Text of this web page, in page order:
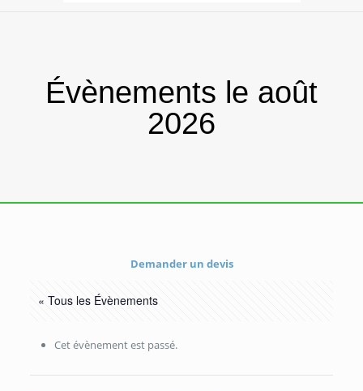
Évènements le août
2026
Demander un devis
« Tous les Évènements
Cet évènement est passé.